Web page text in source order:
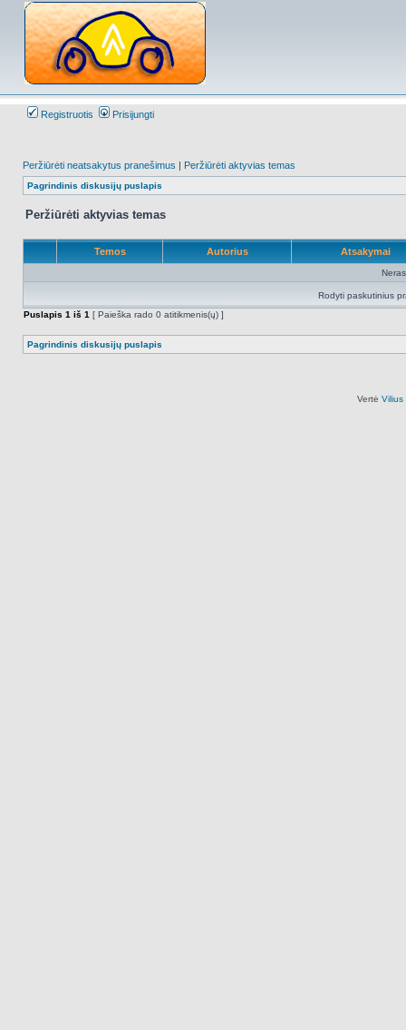
Registruotis Prisijungti
Peržiūrėti neatsakytus pranešimus | Peržiūrėti aktyvias temas
Pagrindinis diskusijų puslapis
Peržiūrėti aktyvias temas
Temos Autorius Atsakymai
Rodyti paskutinius
Puslapis 1 iš 1 [ Paieška rado 0 atitikmenis(ų) ]
Pagrindinis diskusijų puslapis
Vertė Vilius